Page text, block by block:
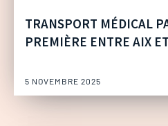
TRANSPORT MÉDICAL
PREMIÈRE ENTRE AIX
5 NOVEMBRE 2025